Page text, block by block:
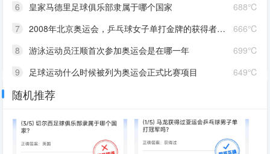
688℃
6
皇家马德里足球俱乐部隶属于哪个国家
666℃
7
2008年北京奥运会，乒乓球女子单打金牌的获得者是谁
699℃
8
游泳运动员汪顺首次参加奥运会是在哪一年
649℃
9
足球运动什么时候被列为奥运会正式比赛项目
10 凯尔特人是NBA西部赛区的篮球队还是东部赛区的篮球队
随机推荐